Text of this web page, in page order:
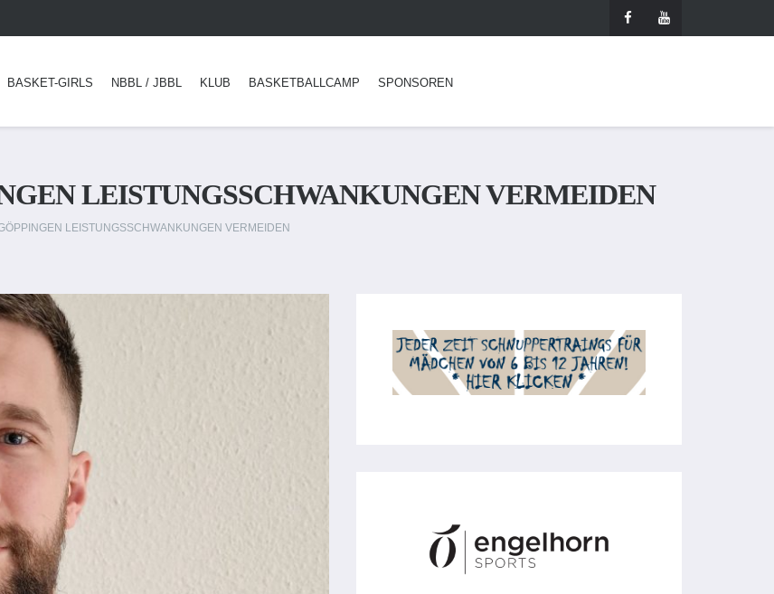
BASKET-GIRLS NBBL / JBBL KLUB BASKETBALLCAMP SPONSOREN
LEISTUNGSSCHWANKUNGEN VERMEIDEN
LEISTUNGSSCHWANKUNGEN VERMEIDEN